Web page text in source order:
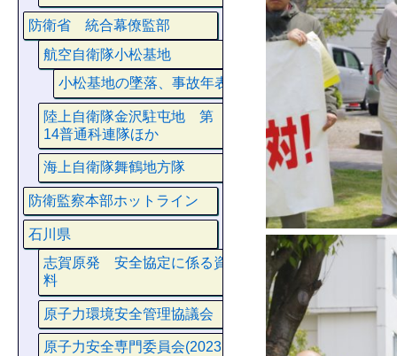
防衛省 統合幕僚監部
航空自衛隊小松基地
小松基地の墜落、事故年表
陸上自衛隊金沢駐屯地 第
14普通科連隊ほか
海上自衛隊舞鶴地方隊
防衛監察本部ホットライン
石川県
志賀原発 安全協定に係る資
料
原子力環境安全管理協議会
原子力安全専門委員会(2023